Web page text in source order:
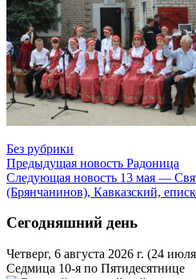
Без рубрики
Предыдущая новость Радоница
Следующая новость 13 мая —
(Брянчанинов), Кавказский,
Сегодняшний день
Четверг, 6 августа 2026 г. (24 июля
Седмица 10-я по Пятидесятнице